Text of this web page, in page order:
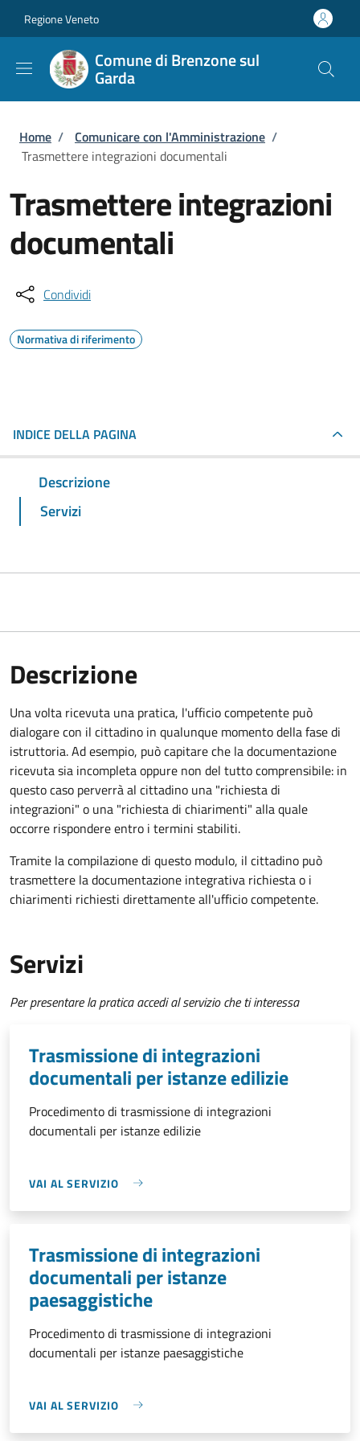
Regione Veneto
Comune di Brenzone sul
Garda
Briciole di pane
Home / Comunicare con l'Amministrazione /
Trasmettere integrazioni documentali
Trasmettere integrazioni
documentali
Condividi
Normativa di riferimento
INDICE DELLA PAGINA
Descrizione
Servizi
Descrizione
Una volta ricevuta una pratica, l'ufficio competente può
dialogare con il cittadino in qualunque momento della fase di
istruttoria. Ad esempio, può capitare che la documentazione
ricevuta sia incompleta oppure non del tutto comprensibile: in
questo caso perverrà al cittadino una "richiesta di
integrazioni" o una "richiesta di chiarimenti" alla quale
occorre rispondere entro i termini stabiliti.
Tramite la compilazione di questo modulo, il cittadino può
trasmettere la documentazione integrativa richiesta o i
chiarimenti richiesti direttamente all'ufficio competente.
Servizi
Per presentare la pratica accedi al servizio che ti interessa
Trasmissione di integrazioni
documentali per istanze edilizie
Procedimento di trasmissione di integrazioni
documentali per istanze edilizie
VAI AL SERVIZIO
Trasmissione di integrazioni
documentali per istanze
paesaggistiche
Procedimento di trasmissione di integrazioni
documentali per istanze paesaggistiche
VAI AL SERVIZIO